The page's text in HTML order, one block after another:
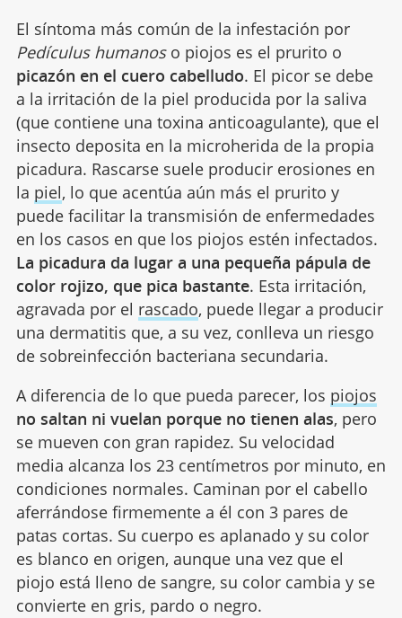
El síntoma más común de la infestación por
Pedículus humanoso piojos es el prurito o
picazón en el cuero cabelludo. El picor se debe
a la irritación de la piel producida por la saliva
(que contiene una toxina anticoagulante), que el
insecto deposita en la microherida de la propia
picadura. Rascarse suele producir erosiones en
la piel, lo que acentúa aún más el prurito y
puede facilitar la transmisión de enfermedades
en los casos en que los piojos estén infectados.
La picadura da lugar a una pequeña pápula de
color rojizo, que pica bastante. Esta irritación,
agravada por el rascado, puede llegar a producir
una dermatitis que, a su vez, conlleva un riesgo
de sobreinfección bacteriana secundaria.
A diferencia de lo que pueda parecer, los piojos
no saltan ni vuelan porque no tienen alas, pero
se mueven con gran rapidez. Su velocidad
media alcanza los 23 centímetros por minuto, en
condiciones normales. Caminan por el cabello
aferrándose firmemente a él con 3 pares de
patas cortas. Su cuerpo es aplanado y su color
es blanco en origen, aunque una vez que el
piojo está lleno de sangre, su color cambia y se
convierte en gris, pardo o negro.